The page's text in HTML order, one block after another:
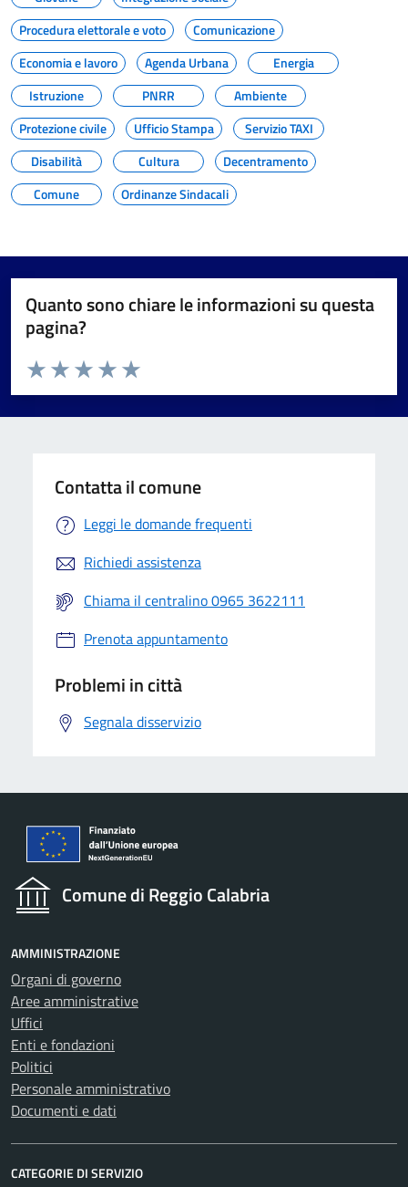
Procedura elettorale e voto
Comunicazione
Economia e lavoro
Agenda Urbana
Energia
Istruzione
PNRR
Ambiente
Protezione civile
Ufficio Stampa
Servizio TAXI
Disabilità
Cultura
Decentramento
Comune
Ordinanze Sindacali
Quanto sono chiare le informazioni su questa
pagina?
Valuta da 1 a 5 stelle la pagina
Valuta 5 stelle su 5
Valuta 4 stelle su 5
Valuta 3 stelle su 5
Valuta 2 stelle su 5
Valuta 1 stelle su 5
Contatta il comune
Leggi le domande frequenti
Richiedi assistenza
Chiama il centralino 0965 3622111
Prenota appuntamento
Problemi in città
Segnala disservizio
Comune di Reggio Calabria
AMMINISTRAZIONE
Organi di governo
Aree amministrative
Uffici
Enti e fondazioni
Politici
Personale amministrativo
Documenti e dati
CATEGORIE DI SERVIZIO